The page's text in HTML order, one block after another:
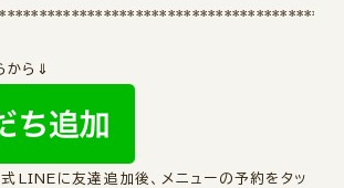
から⇓
LINEに友達追加後、メニューの予約をタッ